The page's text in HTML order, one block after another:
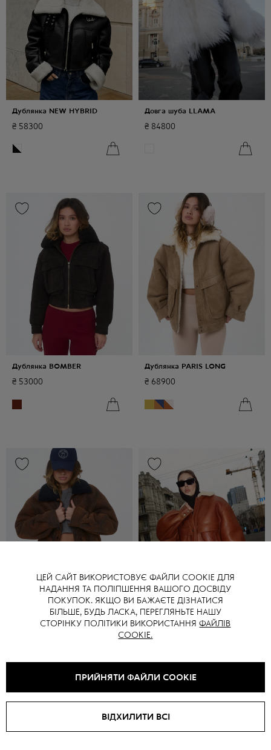
ЦЕЙ САЙТ ВИКОРИСТОВУЄ ФАЙЛИ COOKIE ДЛЯ
НАДАННЯ ТА ПОЛІПШЕННЯ ВАШОГО ДОСВІДУ
ПОКУПОК. ЯКЩО ВИ БАЖАЄТЕ ДІЗНАТИСЯ
БІЛЬШЕ, БУДЬ ЛАСКА, ПЕРЕГЛЯНЬТЕ НАШУ
СТОРІНКУ ПОЛІТИКИ ВИКОРИСТАННЯФАЙЛІВ
COOKIE.
ПРИЙНЯТИ ФАЙЛИ COOKIE
ВІДХИЛИТИ ВСІ
Дублянка NEW HYBRID
₴ 58300
Довга шуба LLAMA
₴ 84800
Дублянка BOMBER
₴ 53000
Дублянка PARIS LONG
₴ 68900
Дублянка PARIS LONG Дублянка PARIS LONG
₴ 68900
SALE -40%